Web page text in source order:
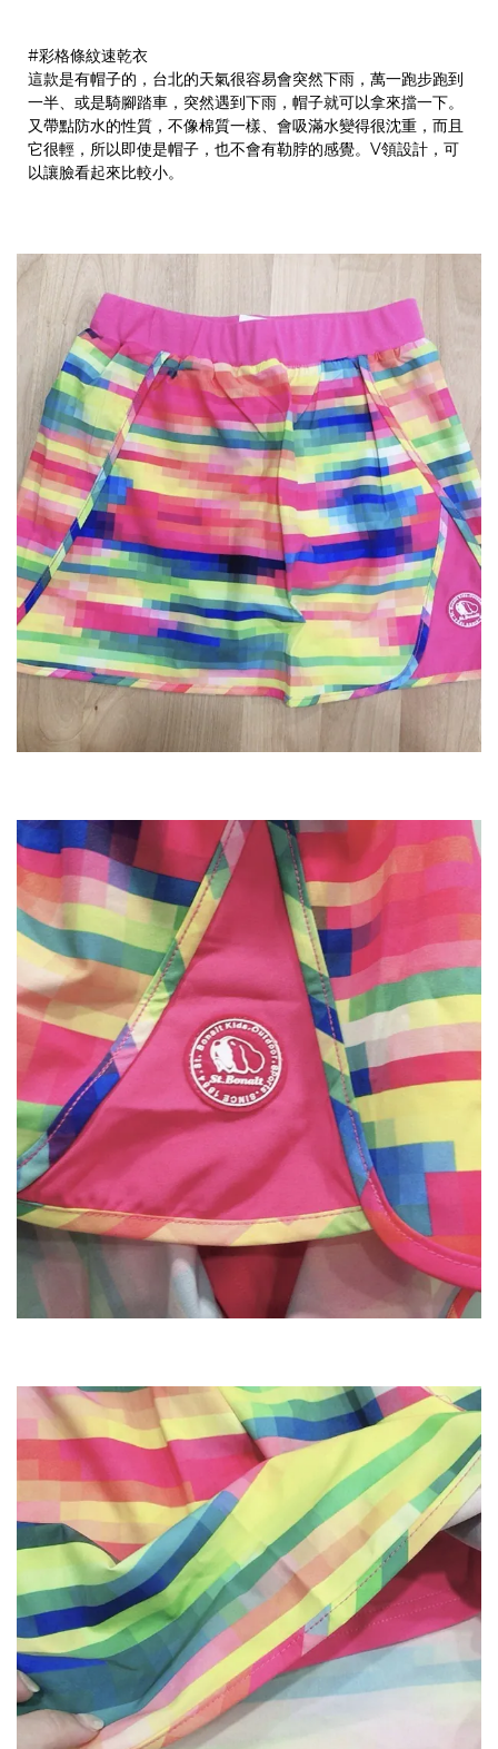
#彩格條紋速乾衣
這款是有帽子的，台北的天氣很容易會突然下雨，萬一跑步跑到
一半、或是騎腳踏車，突然遇到下雨，帽子就可以拿來擋一下。
又帶點防水的性質，不像棉質一樣、會吸滿水變得很沈重，而且
它很輕，所以即使是帽子，也不會有勒脖的感覺。V領設計，可
以讓臉看起來比較小。